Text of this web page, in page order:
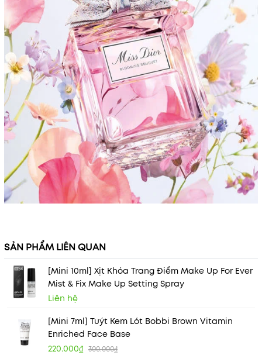
SẢN PHẨM LIÊN QUAN
[Mini 10ml] Xịt Khóa Trang Điểm Make Up For Ever
Mist & Fix Make Up Setting Spray
Liên hệ
[Mini 7ml] Tuýt Kem Lót Bobbi Brown Vitamin
Enriched Face Base
220.000₫ 300.000₫